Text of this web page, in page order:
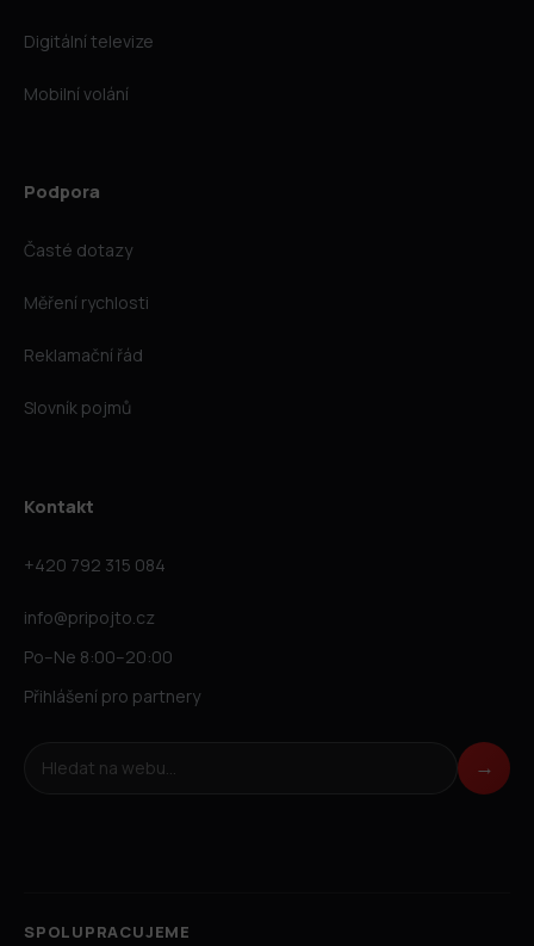
Digitální televize
Mobilní volání
Podpora
Časté dotazy
Měření rychlosti
Reklamační řád
Slovník pojmů
Kontakt
+420 792 315 084
info@pripojto.cz
Po–Ne 8:00–20:00
Přihlášení pro partnery
Hledat na webu →
SPOLUPRACUJEME